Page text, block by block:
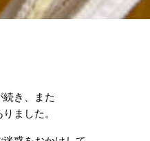
き、また
ました。